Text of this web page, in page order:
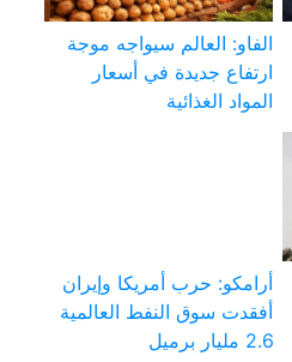
الفاو: العالم سيواجه موجة
ارتفاع جديدة في أسعار
المواد الغذائية
أرامكو: حرب أمريكا وإيران
أفقدت سوق النفط العالمية
2.6 مليار برميل